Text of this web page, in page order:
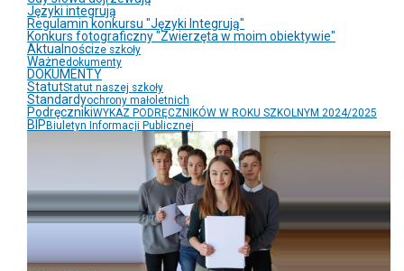
Języki integrują
Regulamin konkursu "Języki Integrują"
Konkurs fotograficzny "Zwierzęta w moim obiektywie"
Aktualnościze szkoły
Ważnedokumenty
DOKUMENTY
StatutStatut naszej szkoły
Standardyochrony małoletnich
PodręcznikiWYKAZ PODRĘCZNIKÓW W ROKU SZKOLNYM 2024/2025
BIPBiuletyn Informacji Publicznej